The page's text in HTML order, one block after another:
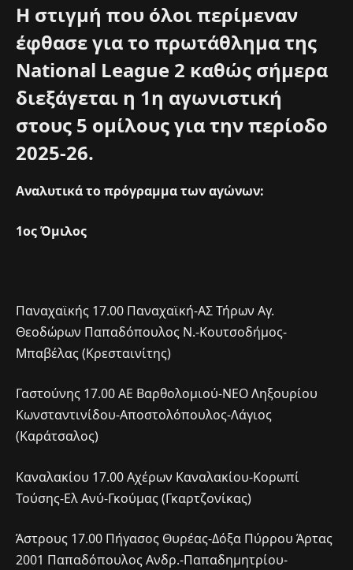
Η στιγμή που όλοι περίμεναν
έφθασε για το πρωτάθλημα της
National League 2 καθώς σήμερα
διεξάγεται η 1η αγωνιστική
στους 5 ομίλους για την περίοδο
2025-26.
Αναλυτικά το πρόγραμμα των αγώνων:
1ος Όμιλος
Παναχαϊκής 17.00 Παναχαϊκή-ΑΣ Τήρων Αγ.
Θεοδώρων Παπαδόπουλος Ν.-Κουτσοδήμος-
Μπαβέλας (Κρεσταινίτης)
Γαστούνης 17.00 ΑΕ Βαρθολομιού-ΝΕΟ Ληξουρίου
Κωνσταντινίδου-Αποστολόπουλος-Λάγιος
(Καράτσαλος)
Καναλακίου 17.00 Αχέρων Καναλακίου-Κορωπί
Τούσης-Ελ Ανύ-Γκούμας (Γκαρτζονίκας)
Άστρους 17.00 Πήγασος Θυρέας-Δόξα Πύρρου Άρτας
2001 Παπαδόπουλος Ανδρ.-Παπαδημητρίου-